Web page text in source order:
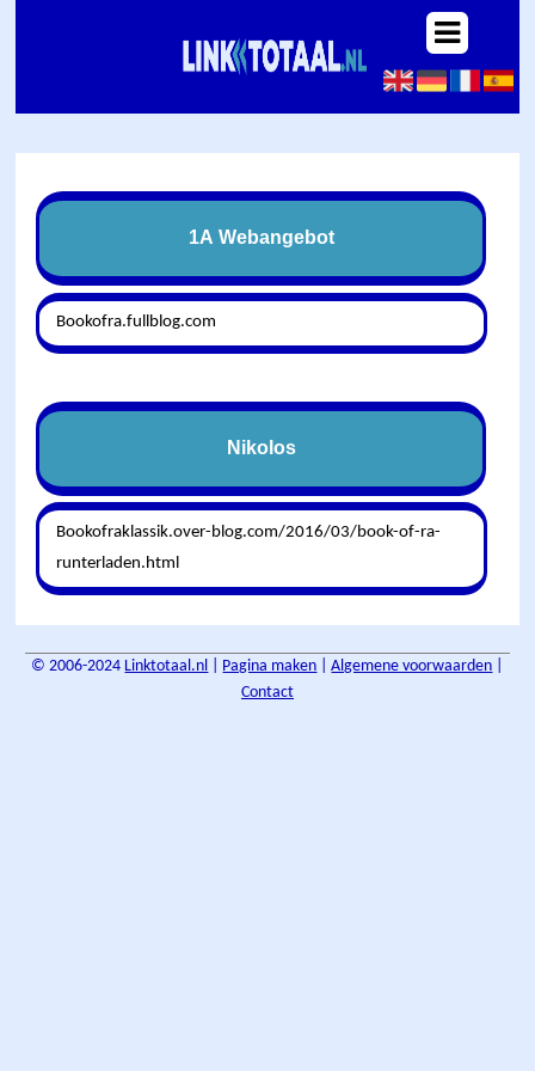
1A Webangebot
Bookofra.fullblog.com
Nikolos
Bookofraklassik.over-blog.com/2016/03/book-of-ra-
runterladen.html
© 2006-2024 Linktotaal.nl Pagina maken |Algemene voorwaarden
Contact